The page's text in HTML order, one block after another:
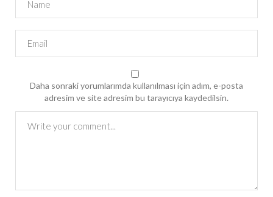
Daha sonraki yorumlarımda kullanılması için adım, e-posta
adresim ve site adresim bu tarayıcıya kaydedilsin.